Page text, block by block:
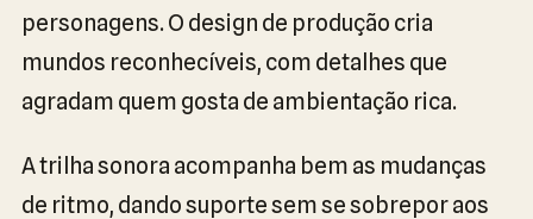
personagens. O design de produção cria
mundos reconhecíveis, com detalhes que
agradam quem gosta de ambientação rica.
A trilha sonora acompanha bem as mudanças
de ritmo, dando suporte sem se sobrepor aos